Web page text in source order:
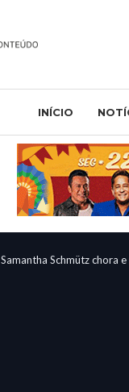
INÍCIO
Samantha Schmütz chora